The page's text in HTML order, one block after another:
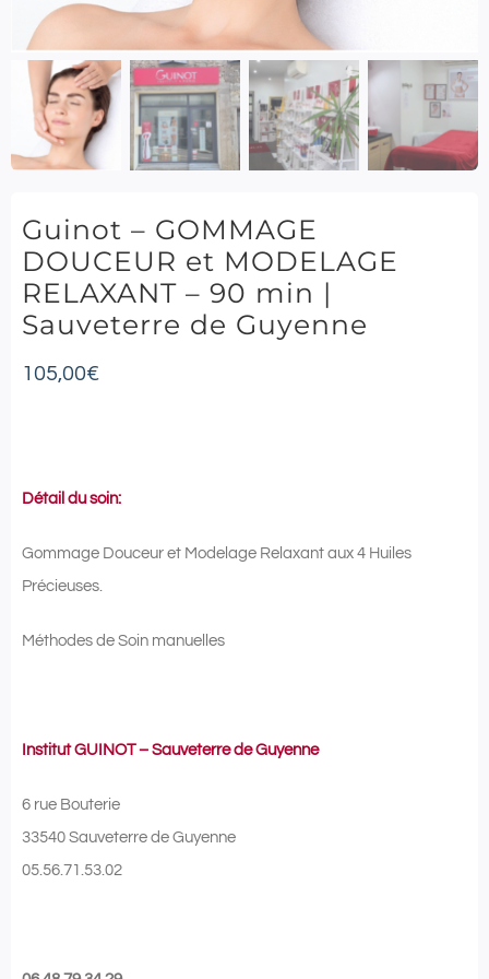
Guinot – GOMMAGE
DOUCEUR et MODELAGE
RELAXANT – 90 min |
Sauveterre de Guyenne
105,00€
Détail du soin:
Gommage Douceur et Modelage Relaxant aux 4 Huiles
Précieuses.
Méthodes de Soin manuelles
Institut GUINOT – Sauveterre de Guyenne
6 rue Bouterie
33540 Sauveterre de Guyenne
05.56.71.53.02